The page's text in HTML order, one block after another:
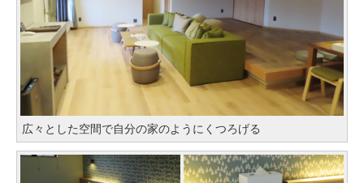
広々とした空間で自分の家のようにくつろげる